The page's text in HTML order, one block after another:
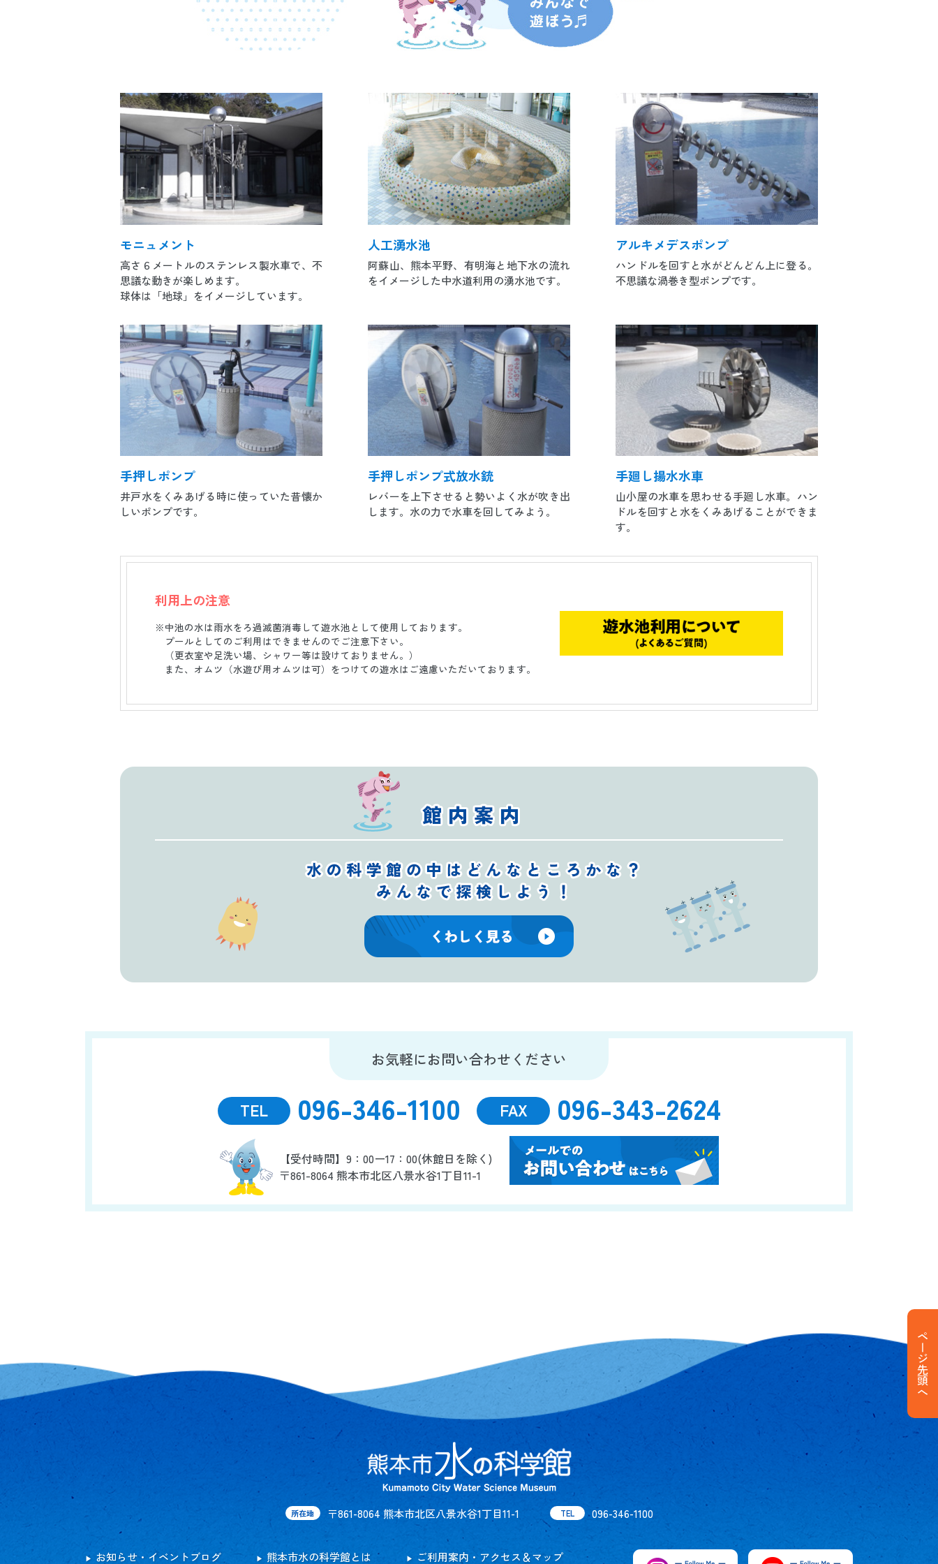
モニュメント
高さ６メートルのステンレス製水車で、不
思議な動きが楽しめます。
球体は「地球」をイメージしています。
人工湧水池
阿蘇山、熊本平野、有明海と地下水の流れ
をイメージした中水道利用の湧水池です。
アルキメデスポンプ
ハンドルを回すと水がどんどん上に登る。
不思議な渦巻き型ポンプです。
手押しポンプ
井戸水をくみあげる時に使っていた昔懐か
しいポンプです。
手押しポンプ式放水銃
レバーを上下させると勢いよく水が吹き出
します。水の力で水車を回してみよう。
手廻し揚水水車
山小屋の水車を思わせる手廻し水車。ハン
ドルを回すと水をくみあげることができま
す。
利用上の注意
※中池の水は雨水をろ過滅菌消毒して遊水池として使用しております。
プールとしてのご利用はできませんのでご注意下さい。
（更衣室や足洗い場、シャワー等は設けておりません。）
また、オムツ（水遊び用オムツは可）をつけての遊水はご遠慮いただいております。
お気軽にお問い合わせください
TEL 096-346-1100 FAX 096-343-2624
【受付時間】9：00ー17：00(休館日を除く)
〒861-8064 熊本市北区八景水谷1丁目11-1
ページ先頭へ
所在地 〒861-8064 熊本市北区八景水谷1丁目11-1 TEL 096-346-1100
お知らせ・イベントブログ 熊本市水の科学館とは ご利用案内・アクセス＆マップ